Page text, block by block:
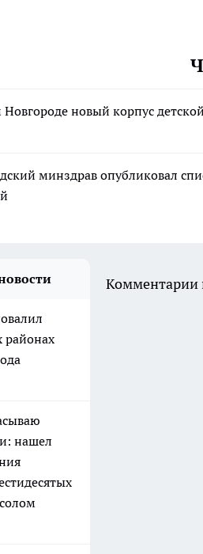
новый корпус
минздрав опубликовал
районах
нашел
Комментарии